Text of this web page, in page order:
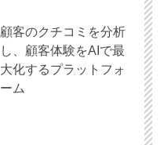
顧客のクチコミを分析
し、顧客体験をAIで最
大化するプラットフォ
ーム